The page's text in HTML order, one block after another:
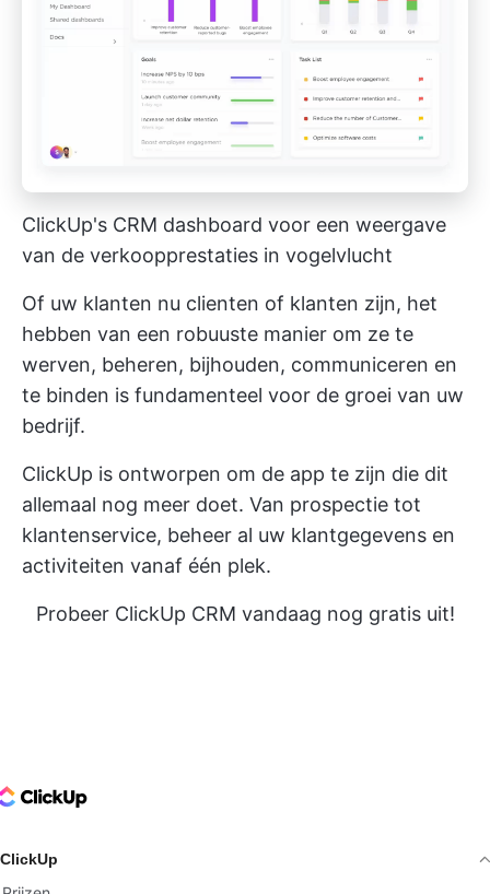
ClickUp's CRM dashboard voor een weergave
van de verkoopprestaties in vogelvlucht
Of uw klanten nu clienten of klanten zijn, het
hebben van een robuuste manier om ze te
werven, beheren, bijhouden, communiceren en
te binden is fundamenteel voor de groei van uw
bedrijf.
ClickUp is ontworpen om de app te zijn die dit
allemaal nog meer doet. Van prospectie tot
klantenservice, beheer al uw klantgegevens en
activiteiten vanaf één plek.
Probeer ClickUp CRM vandaag nog gratis uit!
Logo
ClickUp